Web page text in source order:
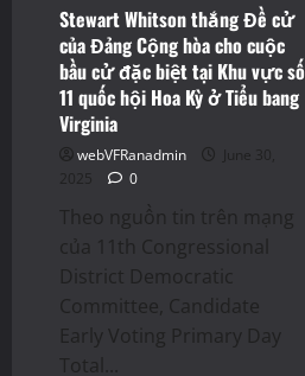
Stewart Whitson thắng Đề cử
của Đảng Cộng hòa cho cuộc
bầu cử đặc biệt tại Khu vực số
11 quốc hội Hoa Kỳ ở Tiểu bang
Virginia
webVFRanadmin
June 30,
2025
0
Theo nguồn tin trên mạng
của 11th Congressional
District Democratic
Committee, Candidate
Early Voting Primary Day
Total...